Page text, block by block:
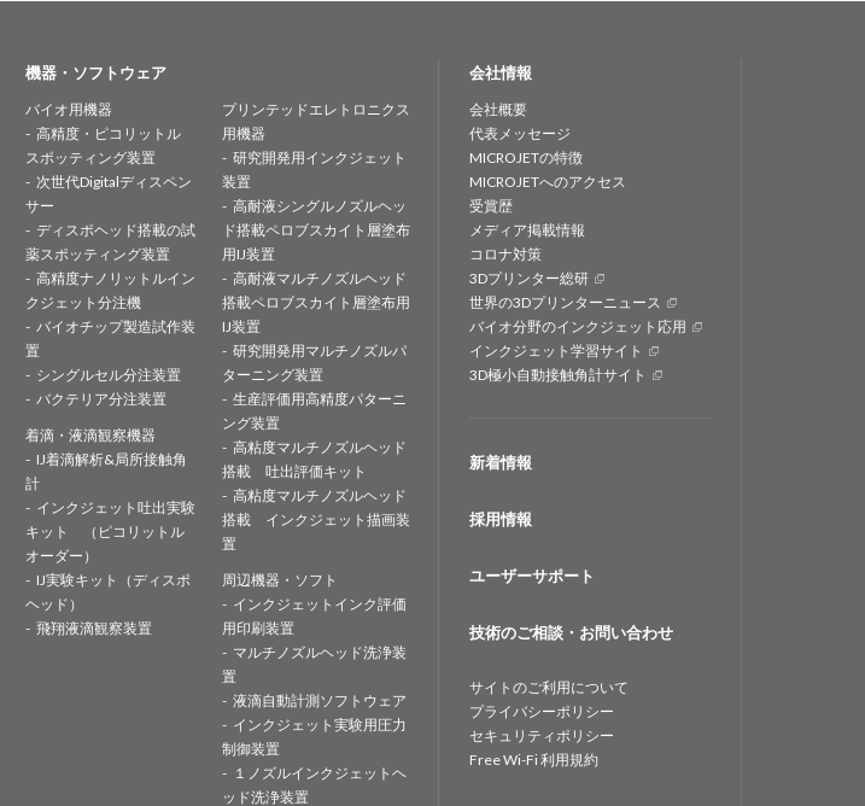
機器・ソフトウェア
バイオ用機器
高精度・ピコリットル
スポッティング装置
次世代Digitalディスペン
サー
ディスポヘッド搭載の試
薬スポッティング装置
高精度ナノリットルイン
クジェット分注機
バイオチップ製造試作装
置
シングルセル分注装置
バクテリア分注装置
着滴・液滴観察機器
IJ着滴解析&局所接触角
計
インクジェット吐出実験
キット （ピコリットル
オーダー）
IJ実験キット（ディスポ
ヘッド）
飛翔液滴観察装置
プリンテッドエレトロニクス
用機器
研究開発用インクジェット
装置
高耐液シングルノズルヘッ
ド搭載ペロブスカイト層塗布
用IJ装置
高耐液マルチノズルヘッド
搭載ペロブスカイト層塗布用
IJ装置
研究開発用マルチノズルパ
ターニング装置
生産評価用高精度パターニ
ング装置
高粘度マルチノズルヘッド
搭載 吐出評価キット
高粘度マルチノズルヘッド
搭載 インクジェット描画装
置
周辺機器・ソフト
インクジェットインク評価
用印刷装置
マルチノズルヘッド洗浄装
置
液滴自動計測ソフトウェア
インクジェット実験用圧力
制御装置
１ノズルインクジェットヘ
ッド洗浄装置
会社情報
会社概要
代表メッセージ
MICROJETの特徴
MICROJETへのアクセス
受賞歴
メディア掲載情報
コロナ対策
3Dプリンター総研
世界の3Dプリンターニュース
バイオ分野のインクジェット応用
インクジェット学習サイト
3D極小自動接触角計サイト
新着情報
採用情報
ユーザーサポート
技術のご相談・お問い合わせ
サイトのご利用について
プライバシーポリシー
セキュリティポリシー
Free Wi-Fi 利用規約